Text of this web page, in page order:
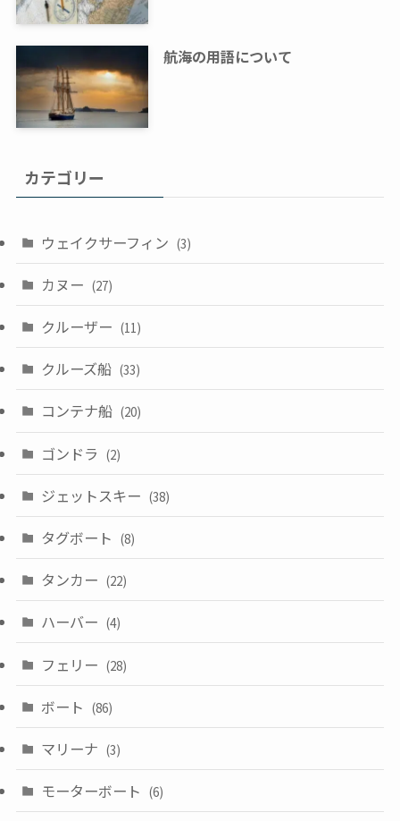
航海の用語について
カテゴリー
ウェイクサーフィン (3)
カヌー (27)
クルーザー (11)
クルーズ船 (33)
コンテナ船 (20)
ゴンドラ (2)
ジェットスキー (38)
タグボート (8)
タンカー (22)
ハーバー (4)
フェリー (28)
ボート (86)
マリーナ (3)
モーターボート (6)